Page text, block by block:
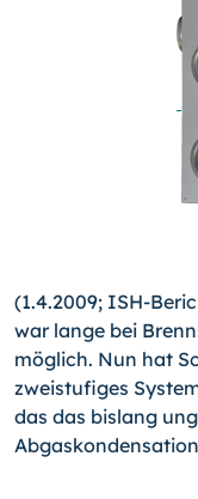
(1.4.2009; ISH-
war lange bei
möglich. Nun hat
zweistufiges
das das bislang